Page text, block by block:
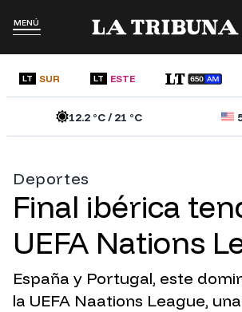
MENÚ
LT SUR LT ESTE
12.2 °C /21 °C
Deportes
Final ibérica
UEFA Nations
España y Portugal, este
la UEFA Naations League,